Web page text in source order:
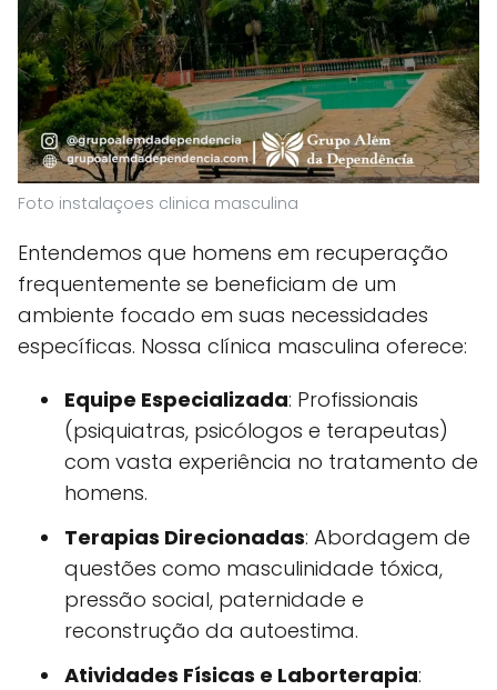
Foto instalaçoes clinica masculina
Entendemos que homens em recuperação
frequentemente se beneficiam de um
ambiente focado em suas necessidades
específicas. Nossa clínica masculina oferece:
Equipe Especializada: Profissionais
(psiquiatras, psicólogos e terapeutas)
com vasta experiência no tratamento de
homens.
Terapias Direcionadas: Abordagem de
questões como masculinidade tóxica,
pressão social, paternidade e
reconstrução da autoestima.
Atividades Físicas e Laborterapia: